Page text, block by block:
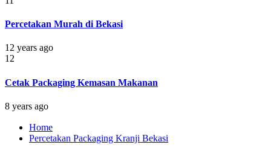
Percetakan Murah di Bekasi
12 years ago
12
Cetak Packaging Kemasan Makanan
8 years ago
Home
Percetakan Packaging Kranji Bekasi